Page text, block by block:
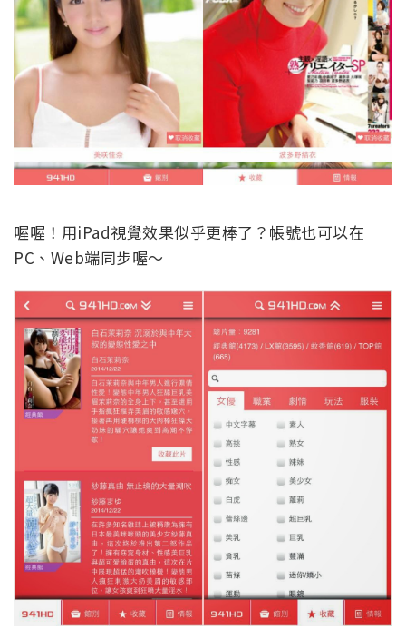
喔喔！用iPad視覺效果似乎更棒了？帳號也可以在
PC、Web端同步喔～